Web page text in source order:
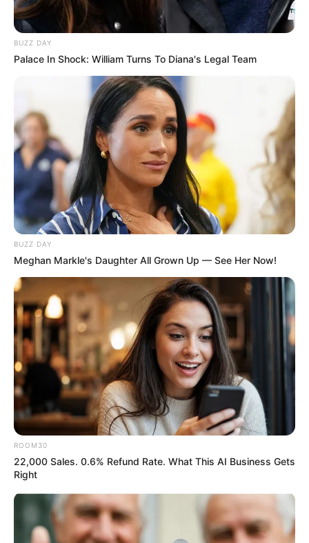
BUZZ DAY
Palace In Shock: William Turns To Diana's Legal Team
BUZZ DAY
Meghan Markle's Daughter All Grown Up — See Her Now!
ROOM30
22,000 Sales. 0.6% Refund Rate. What This AI Business Gets
Right